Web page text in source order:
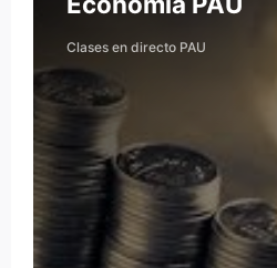
Teacher
Clases en directo PAU